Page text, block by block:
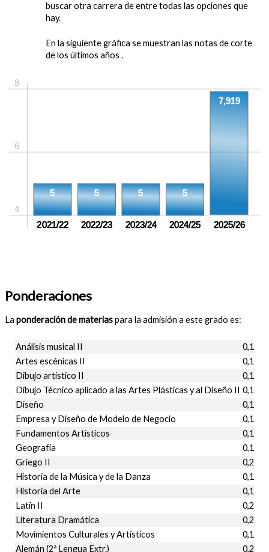
buscar otra carrera de entre todas las opciones que
hay.
En la siguiente gráfica se muestran las notas de corte
de los últimos años .
8
4
6
5 5 5 5
7,919
2021/22 2022/23 2023/24 2024/25 2025/26
Ponderaciones
La ponderación de materiaspara la admisión a este grado es:
Análisis musical II
0,1
Artes escénicas II
0,1
Dibujo artístico II
0,1
Dibujo Técnico aplicado a las Artes Plásticas y al Diseño II 0,1
Diseño
0,1
Empresa y Diseño de Modelo de Negocio
0,1
Fundamentos Artísticos
0,1
Geografía
0,1
Griego II
0,2
Historia de la Música y de la Danza
0,1
Historia del Arte
0,1
Latín II
0,2
Literatura Dramática
0,2
Movimientos Culturales y Artísticos
0,1
Alemán (2ª Lengua Extr.)
0,2